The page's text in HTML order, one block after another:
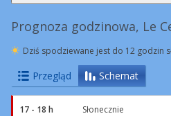
Prognoza godzinowa, Le
Dziś spodziewane jest do 12 godzin
Przegląd Schemat
17 - 18 h Słonecznie